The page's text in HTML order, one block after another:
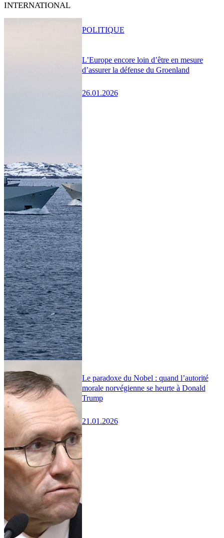
INTERNATIONAL
L’Europe encore loin d’être en mesure
d’assurer la défense du Groenland
26.01.2026
POLITIQUE
Le paradoxe du Nobel : quand l’autorité
morale norvégienne se heurte à Donald
Trump
21.01.2026